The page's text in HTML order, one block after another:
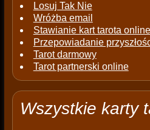
Losuj Tak Nie
Wróżba email
Stawianie kart tarota online
Przepowiadanie
Tarot darmowy
Tarot partnerski online
Wszystkie karty